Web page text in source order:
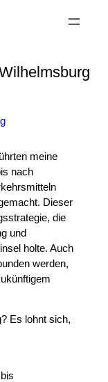
meine
nach
Dieser
die
und
holte. Auch
werden,
Es lohnt sich,